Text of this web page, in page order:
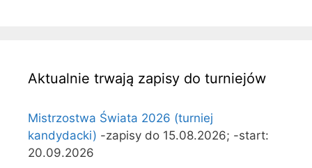
Aktualnie trwają zapisy do turniejów
Mistrzostwa Świata 2026 (turniej
kandydacki) -zapisy do 15.08.2026; -start:
20.09.2026